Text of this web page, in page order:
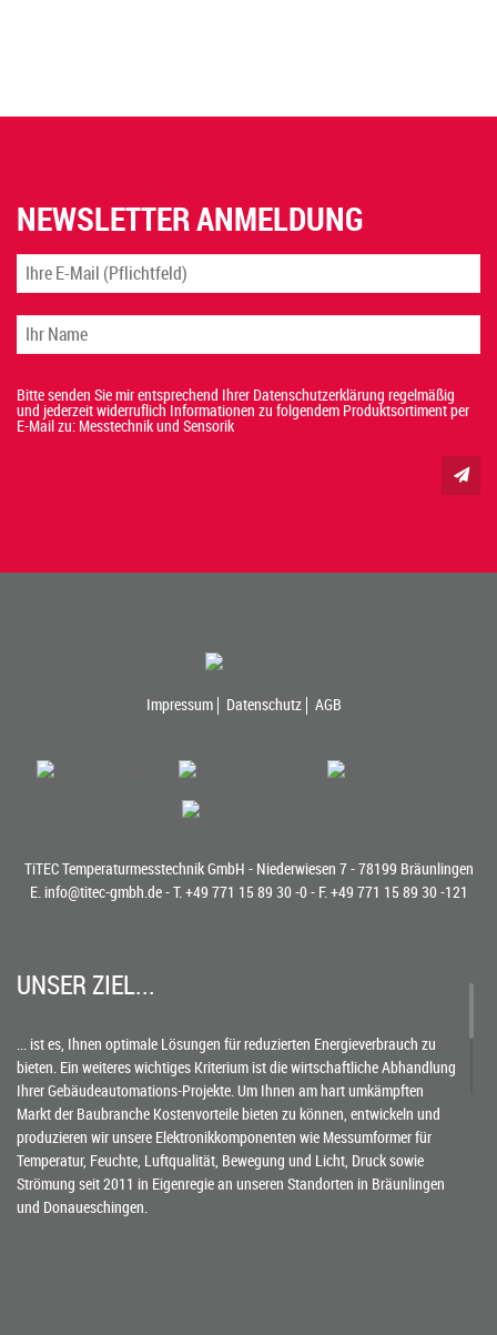
NEWSLETTER ANMELDUNG
Bitte senden Sie mir entsprechend Ihrer Datenschutzerklärung regelmäßig
und jederzeit widerruflich Informationen zu folgendem Produktsortiment per
E-Mail zu: Messtechnik und Sensorik
Impressum Datenschutz AGB
TiTEC Temperaturmesstechnik GmbH - Niederwiesen 7 - 78199 Bräunlingen
E. info@titec-gmbh.de- T.+49 771 15 89 30 -0- F. +49 771 15 89 30 -121
UNSER ZIEL...
... ist es, Ihnen optimale Lösungen für reduzierten Energieverbrauch zu
bieten. Ein weiteres wichtiges Kriterium ist die wirtschaftliche Abhandlung
Ihrer Gebäudeautomations-Projekte. Um Ihnen am hart umkämpften
Markt der Baubranche Kostenvorteile bieten zu können, entwickeln und
produzieren wir unsere Elektronikkomponenten wie Messumformer für
Temperatur, Feuchte, Luftqualität, Bewegung und Licht, Druck sowie
Strömung seit 2011 in Eigenregie an unseren Standorten in Bräunlingen
und Donaueschingen.